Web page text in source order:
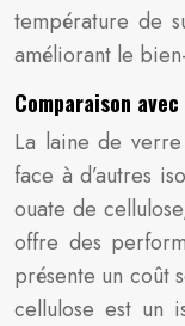
température de
améliorant le
Comparaison
La laine de
face à d’autres
ouate de
offre des
présente un coût
cellulose est un